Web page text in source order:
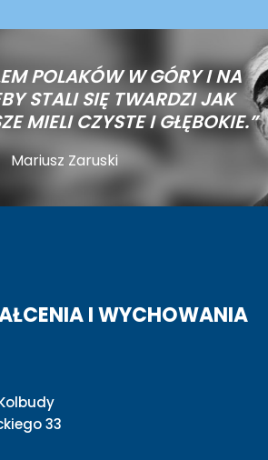
POLAKÓW W GÓRY I NA
STALI SIĘ TWARDZI JAK
MIELI CZYSTE I GŁĘBOKIE.”
Mariusz Zaruski
I WYCHOWANIA
33